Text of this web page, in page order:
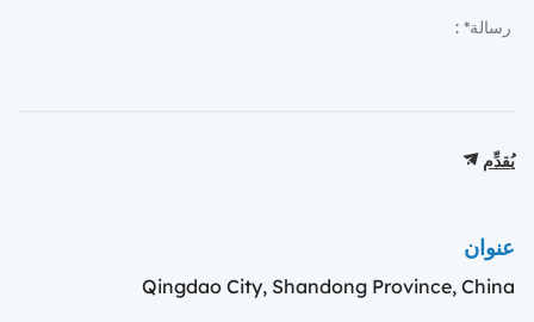
يُقدِّم
عنوان
Qingdao City, Shandong Province, China